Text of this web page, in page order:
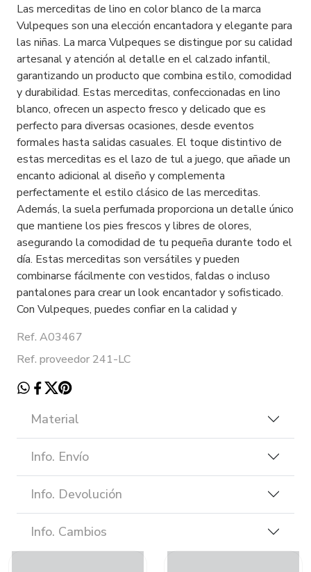
Las merceditas de lino en color blanco de la marca
Vulpeques son una elección encantadora y elegante para
las niñas. La marca Vulpeques se distingue por su calidad
artesanal y atención al detalle en el calzado infantil,
garantizando un producto que combina estilo, comodidad
y durabilidad. Estas merceditas, confeccionadas en lino
blanco, ofrecen un aspecto fresco y delicado que es
perfecto para diversas ocasiones, desde eventos
formales hasta salidas casuales. El toque distintivo de
estas merceditas es el lazo de tul a juego, que añade un
encanto adicional al diseño y complementa
perfectamente el estilo clásico de las merceditas.
Además, la suela perfumada proporciona un detalle único
que mantiene los pies frescos y libres de olores,
asegurando la comodidad de tu pequeña durante todo el
día. Estas merceditas son versátiles y pueden
combinarse fácilmente con vestidos, faldas o incluso
pantalones para crear un look encantador y sofisticado.
Con Vulpeques, puedes confiar en la calidad y
Ref. A03467
Ref. proveedor 241-LC
Material
Info. Envío
Info. Devolución
Info. Cambios